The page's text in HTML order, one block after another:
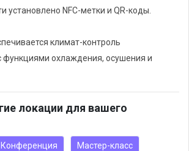
установлено NFC-метки и QR-коды.
климат-контроль
функциями охлаждения, осушения и
локации для вашего
Конференция Мастер-класс